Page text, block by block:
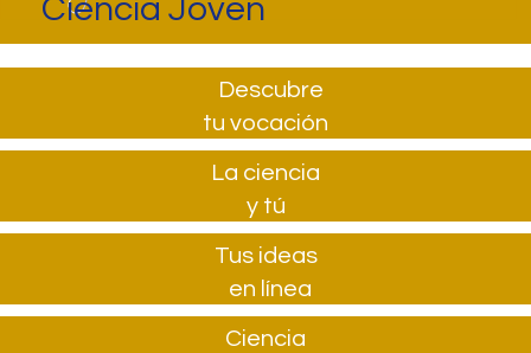
Ciencia Joven
Descubre
tu vocación
La ciencia
y tú
Tus ideas
en línea
Ciencia